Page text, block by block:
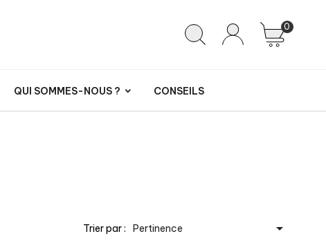
0
QUI SOMMES-NOUS ? CONSEILS
Trier par : Pertinence 